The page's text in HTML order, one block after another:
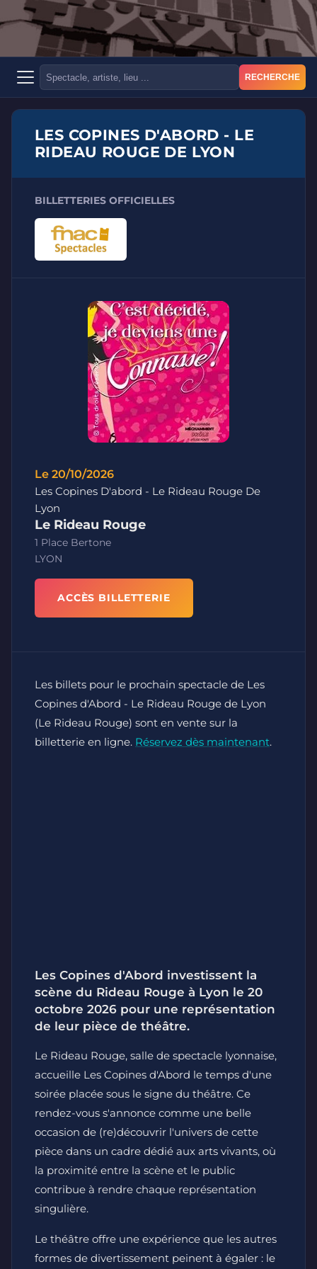
RECHERCHE
LES COPINES D'ABORD - LE
RIDEAU ROUGE DE LYON
BILLETTERIES OFFICIELLES
Le 20/10/2026
Les Copines D'abord - Le Rideau Rouge De
Lyon
Le Rideau Rouge
1 Place Bertone
LYON
ACCÈS BILLETTERIE
Les billets pour le prochain spectacle de Les
Copines d'Abord - Le Rideau Rouge de Lyon
(Le Rideau Rouge) sont en vente sur la
billetterie en ligne. Réservez dès maintenant.
Les Copines d'Abord investissent la
scène du Rideau Rouge à Lyon le 20
octobre 2026 pour une représentation
de leur pièce de théâtre.
Le Rideau Rouge, salle de spectacle lyonnaise,
accueille Les Copines d'Abord le temps d'une
soirée placée sous le signe du théâtre. Ce
rendez-vous s'annonce comme une belle
occasion de (re)découvrir l'univers de cette
pièce dans un cadre dédié aux arts vivants, où
la proximité entre la scène et le public
contribue à rendre chaque représentation
singulière.
Le théâtre offre une expérience que les autres
formes de divertissement peinent à égaler : le